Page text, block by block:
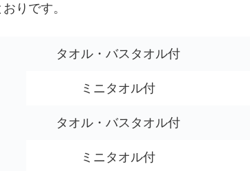
りです。
タオル・バスタオル付
ミニタオル付
タオル・バスタオル付
ミニタオル付